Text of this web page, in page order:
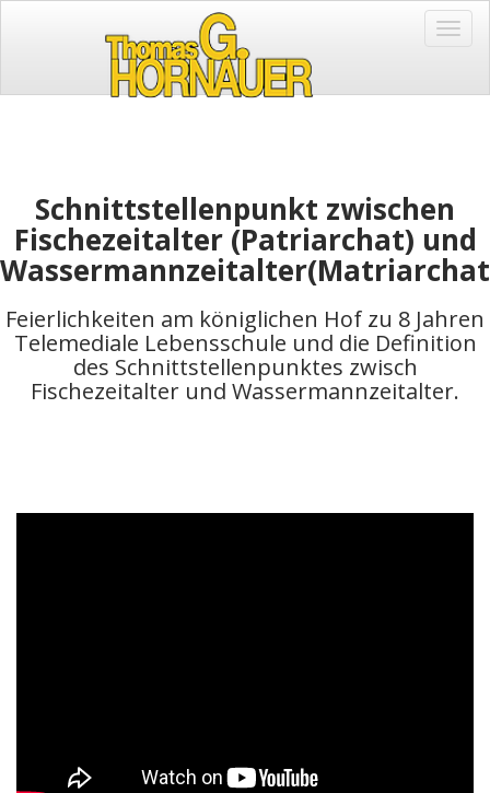
Schnittstellenpunkt zwischen
Fischezeitalter (Patriarchat) und
Feierlichkeiten am königlichen Hof zu 8 Jahren
Telemediale Lebensschule und die Definition
des Schnittstellenpunktes zwisch
Fischezeitalter und Wassermannzeitalter.